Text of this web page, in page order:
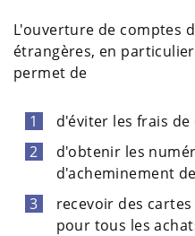
L'ouverture de comptes
étrangères, en
permet de
d'éviter les frais de
d'obtenir les
d'acheminement
recevoir des
pour tous les